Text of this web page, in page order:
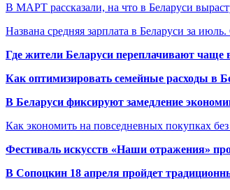
В МАРТ рассказали, на что в Беларуси
Названа средняя зарплата в Беларуси за июль.
Где жители Беларуси переплачивают чаще
Как оптимизировать семейные расходы в
В Беларуси фиксируют замедление
Как экономить на повседневных покупках
Фестиваль искусств «Наши отражения»
В Сопоцкин 18 апреля пройдет